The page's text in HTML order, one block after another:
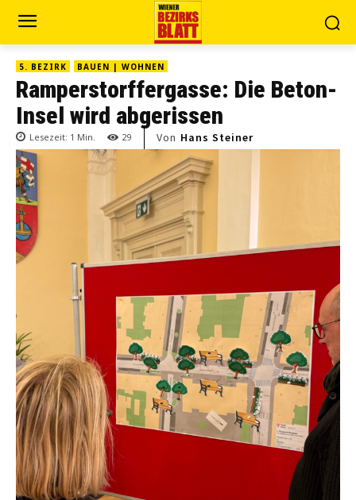
5. BEZIRK BAUEN | WOHNEN
Ramperstorffergasse: Die Beton-
Insel wird abgerissen
Lesezeit: 1 Min. 29 Von Hans Steiner